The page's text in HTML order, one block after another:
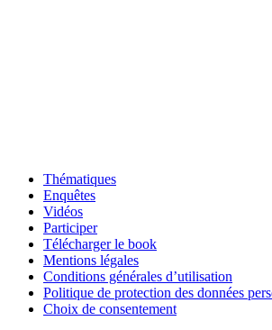
Thématiques
Enquêtes
Vidéos
Participer
Télécharger le book
Mentions légales
Conditions générales d’utilisation
Politique de protection des données
Choix de consentement